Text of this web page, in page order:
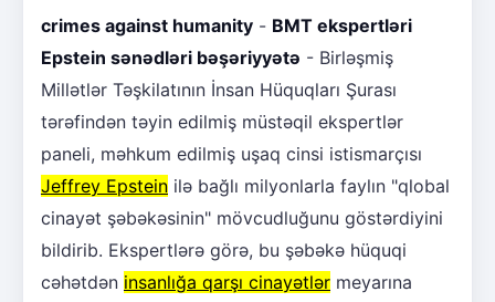
crimes against humanity - BMT ekspertləri
Epstein sənədləri bəşəriyyətə - Birləşmiş
Millətlər Təşkilatının İnsan Hüquqları Şurası
tərəfindən təyin edilmiş müstəqil ekspertlər
paneli, məhkum edilmiş uşaq cinsi istismarçısı
Jeffrey Epstein ilə bağlı milyonlarla faylın "qlobal
cinayət şəbəkəsinin" mövcudluğunu göstərdiyini
bildirib. Ekspertlərə görə, bu şəbəkə hüquqi
cəhətdən insanlığa qarşı cinayətlər meyarına